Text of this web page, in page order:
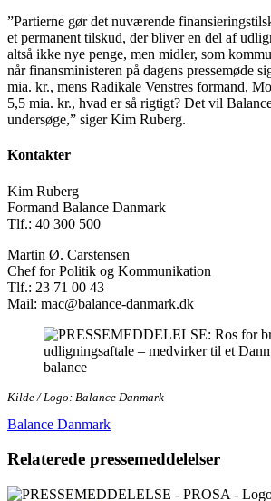
”Partierne gør det nuværende
et permanent tilskud, der bliver en del af
altså ikke nye penge, men midler, som
når finansministeren på dagens pressemøde
mia. kr., mens Radikale Venstres formand,
5,5 mia. kr., hvad er så rigtigt? Det vil
undersøge,” siger Kim Ruberg.
Kontakter
Kim Ruberg
Formand Balance Danmark
Tlf.: 40 300 500
Martin Ø. Carstensen
Chef for Politik og Kommunikation
Tlf.: 23 71 00 43
Mail: mac@balance-danmark.dk
Kilde / Logo: Balance Danmark
Balance Danmark
Relaterede pressemeddelelser